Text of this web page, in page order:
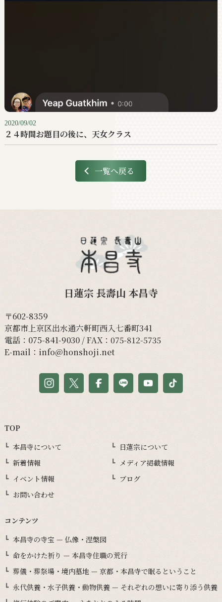
2020/09/02
２４時間お題目の後に、天女クラス
一覧へ戻る
日蓮宗 長壽山 本昌寺
〒602-8359
京都市上京区出水通六軒町西入七番町341
電話： 075-841-9030/ FAX：075-812-5735
E-mail： info@honshoji.net
TOP
本昌寺について
日蓮宗について
新着情報
メディア掲載情報
イベント情報
ブログ
お問い合わせ
コンテンツ
本昌寺の寺宝 — 仏像・涅槃図
命をかけた祈り — 本昌寺住職の荒行
葬儀・葬祭場・境内墓地 — 京都・本昌寺で眠るということ
永代供養・水子供養・動物供養 — それぞれの想いに寄り添う供養